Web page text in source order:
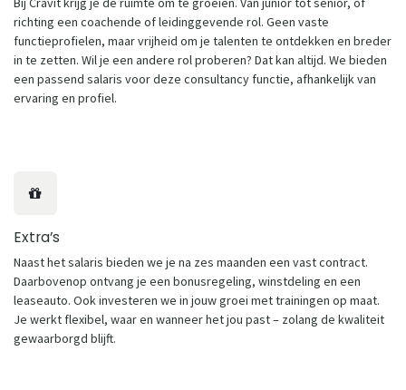
richting een coachende of leidinggevende rol. Geen vaste
functieprofielen, maar vrijheid om je talenten te ontdekken en breder
in te zetten. Wil je een andere rol proberen? Dat kan altijd. We bieden
een passend salaris voor deze consultancy functie, afhankelijk van
ervaring en profiel.
Extra’s
Naast het salaris bieden we je na zes maanden een vast contract.
Daarbovenop ontvang je een bonusregeling, winstdeling en een
leaseauto. Ook investeren we in jouw groei met trainingen op maat.
Je werkt flexibel, waar en wanneer het jou past – zolang de kwaliteit
gewaarborgd blijft.